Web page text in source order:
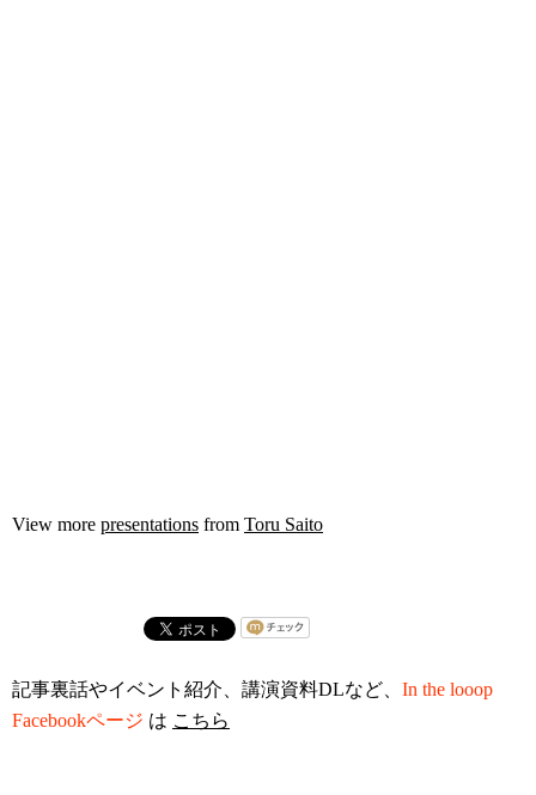
View more presentations from Toru Saito
記事裏話やイベント紹介、講演資料DLなど、 In the looop
Facebookページ は こちら